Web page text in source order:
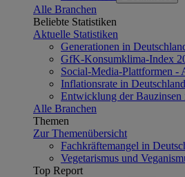
Alle Branchen
Beliebte Statistiken
Aktuelle Statistiken
Generationen in
GfK-Konsumklima-Index
Social-Media-Plattformen -
Inflationsrate in
Entwicklung der
Alle Branchen
Themen
Zur Themenübersicht
Fachkräftemangel in
Vegetarismus und
Top Report